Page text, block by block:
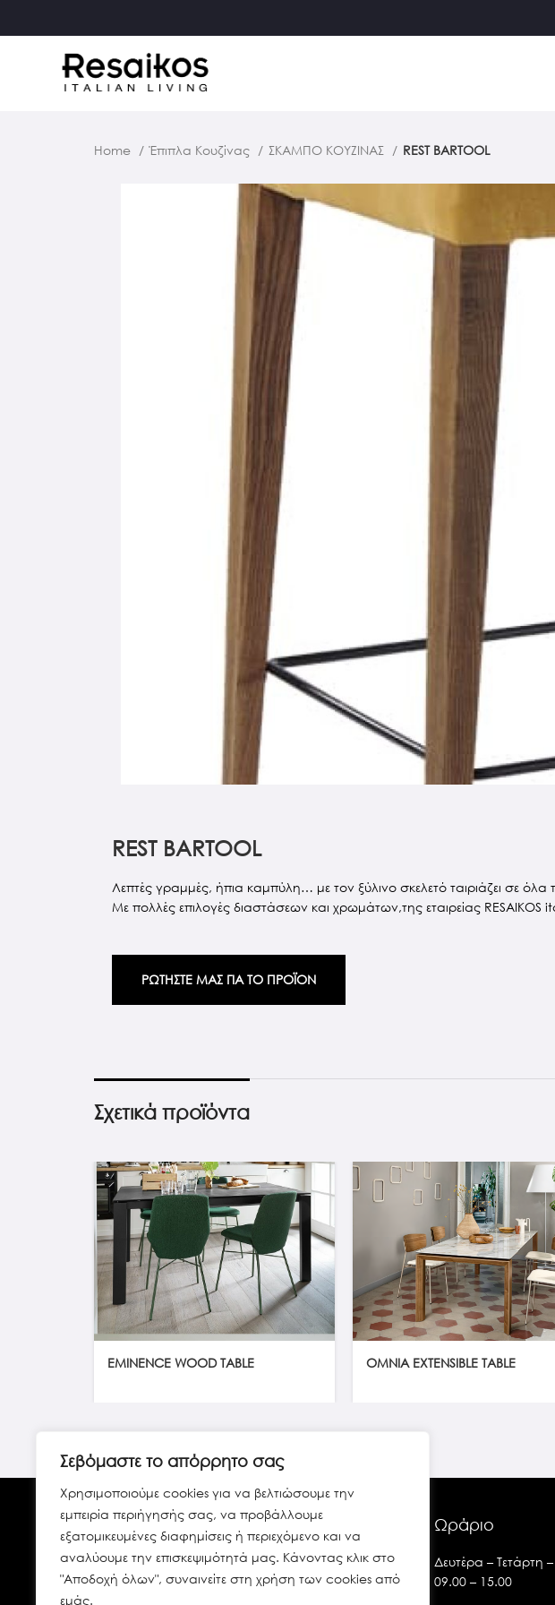
Σεβόμαστε το απόρρητο σας
Χρησιμοποιούμε cookies για να βελτιώσουμε την
εμπειρία περιήγησής σας, να προβάλλουμε
εξατομικευμένες διαφημίσεις ή περιεχόμενο και να
αναλύουμε την επισκεψιμότητά μας. Κάνοντας κλικ στο
"Αποδοχή όλων", συναινείτε στη χρήση των cookies από
εμάς.
Home Έπιπλα Κουζίνας ΣΚΑΜΠΟ ΚΟΥΖΙΝΑΣ REST BARTOOL
REST BARTOOL
Λεπτές γραμμές, ήπια καμπύλη… με τον ξύλινο σκελετό ταιριάζει σε όλα
Με πολλές επιλογές διαστάσεων και χρωμάτων,της εταιρείας RESAIKOS
ΡΩΤΗΣΤΕ ΜΑΣ ΓΙΑ ΤΟ ΠΡΟΪΟΝ
Σχετικά προϊόντα
EMINENCE WOOD TABLE OMNIA EXTENSIBLE TABLE
Ανδρέα Παπανδρέου 65 Χαλάνδρι
Ωράριο
Δευτέρα – Τετάρτη
09.00 – 15.00